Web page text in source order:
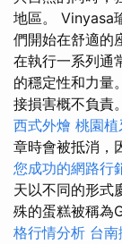
地區。 Vinyasa
們開始在舒適的
在執行一系列通
的穩定性和力量
接損害概不負責
西式外燴 桃園植
章時會被抵消，
您成功的網路行
天以不同的形式
殊的蛋糕被稱為
格行情分析 台南